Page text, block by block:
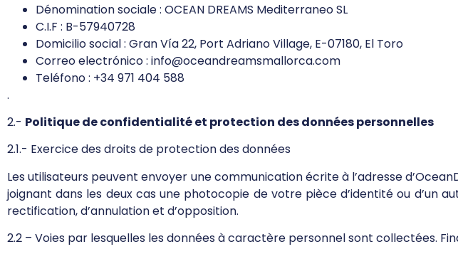
Dénomination sociale : OCEAN DREAMS Mediterraneo SL
C.I.F : B-57940728
Domicilio social : Gran Vía 22, Port Adriano Village, E-07180, El Toro
Correo electrónico : info@oceandreamsmallorca.com
Teléfono : +34 971 404 588
.
2.- Politique de confidentialité et protection des données personnelles
2.1.- Exercice des droits de protection des données
Les utilisateurs peuvent envoyer une communication écrite à l’adresse
joignant dans les deux cas une photocopie de votre pièce d’identité ou d’un
rectification, d’annulation et d’opposition.
2.2 – Voies par lesquelles les données à caractère personnel sont collectées.